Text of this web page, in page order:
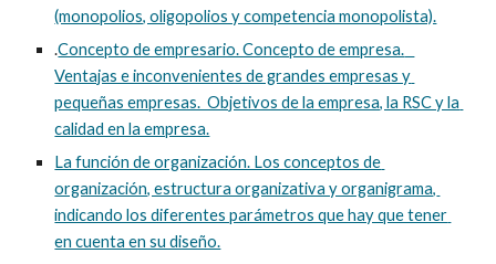
(monopolios, oligopolios y competencia monopolista).
.Concepto de empresario. Concepto de empresa.
Ventajas e inconvenientes de grandes empresas y
pequeñas empresas.  Objetivos de la empresa, la RSC y la
calidad en la empresa.
La función de organización. Los conceptos de
organización, estructura organizativa y organigrama,
indicando los diferentes parámetros que hay que tener
en cuenta en su diseño.